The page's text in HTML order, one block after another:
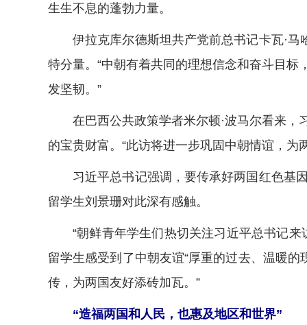
生生不息的蓬勃力量。
伊拉克库尔德斯坦共产党前总书记卡瓦·马
特分量。“中朝有着共同的理想信念和奋斗目
发坚韧。”
在巴西公共政策学者米尔顿·波马尔看来，
的宝贵财富。“此访将进一步巩固中朝情谊，为
习近平总书记强调，要传承好两国红色基因
留学生刘景珊对此深有感触。
“朝鲜青年学生们热切关注习近平总书记来
留学生感受到了中朝友谊“厚重的过去、温暖
传，为两国友好添砖加瓦。”
“造福两国和人民，也惠及地区和世界”